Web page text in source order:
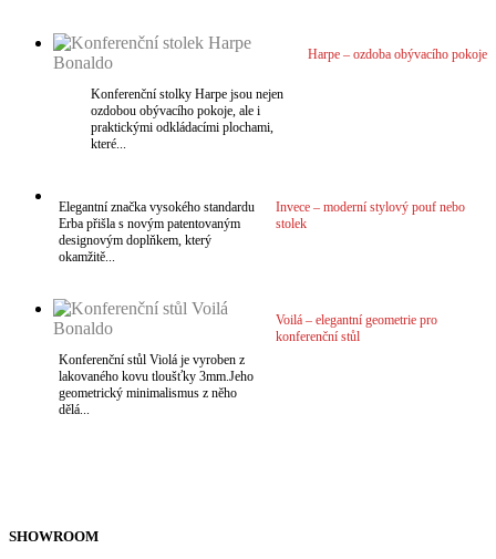
Harpe – ozdoba obývacího pokoje
Konferenční stolky Harpe jsou nejen
ozdobou obývacího pokoje, ale i
praktickými odkládacími plochami,
které...
Invece – moderní stylový pouf nebo
stolek
Elegantní značka vysokého standardu
Erba přišla s novým patentovaným
designovým doplňkem, který
okamžitě...
Voilá – elegantní geometrie pro
konferenční stůl
Konferenční stůl Violá je vyroben z
lakovaného kovu tloušťky 3mm.Jeho
geometrický minimalismus z něho
dělá...
SHOWROOM